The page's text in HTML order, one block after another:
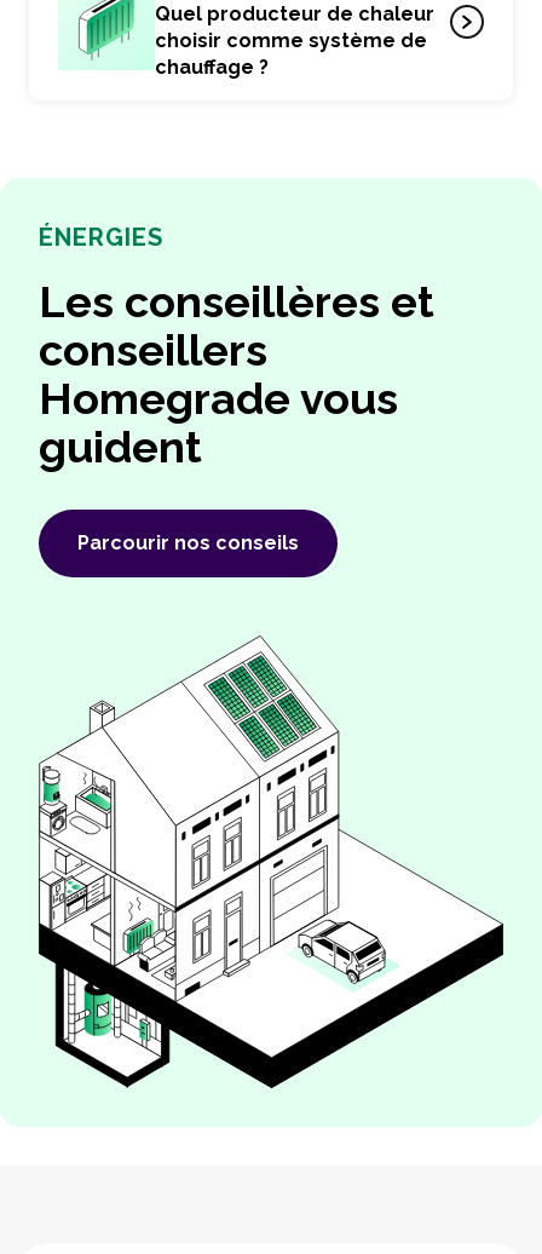
Quel producteur de chaleur
choisir comme système de
chauffage ?
ÉNERGIES
Les conseillères et
conseillers
Homegrade vous
guident
Parcourir nos conseils